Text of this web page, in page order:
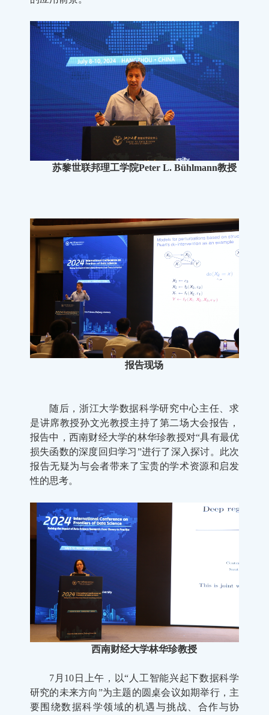
苏黎世联邦理工学院Peter L. Bühlmann教授
报告现场
随后，浙江大学数据科学研究中心主任、求
是讲席教授孙文光教授主持了第二场大会报告，
报告中，西南财经大学的林华珍教授对“具有最优
损失函数的深度回归学习”进行了深入探讨。此次
报告无疑为与会者带来了宝贵的学术资源和启发
性的思考。
西南财经大学林华珍教授
7月10日上午，以“人工智能兴起下数据科学
研究的未来方向”为主题的圆桌会议如期举行，主
要围绕数据科学领域的机遇与挑战、合作与协